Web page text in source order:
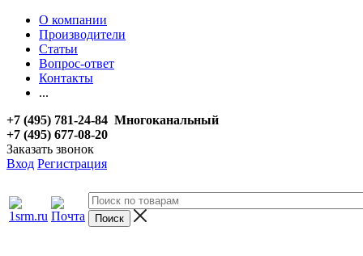
О компании
Производители
Статьи
Вопрос-ответ
Контакты
...
+7 (495) 781-24-84 Многоканальный
+7 (495) 677-08-20
Заказать звонок
Вход Регистрация